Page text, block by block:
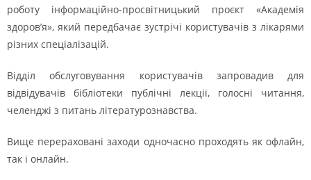
роботу інформаційно-просвітницький проєкт «Академія
здоров’я», який передбачає зустрічі користувачів з лікарями
різних спеціалізацій.
Відділ обслуговування користувачів запровадив для
відвідувачів бібліотеки публічні лекції, голосні читання,
челенджі з питань літературознавства.
Вище перераховані заходи одночасно проходять як офлайн,
так і онлайн.